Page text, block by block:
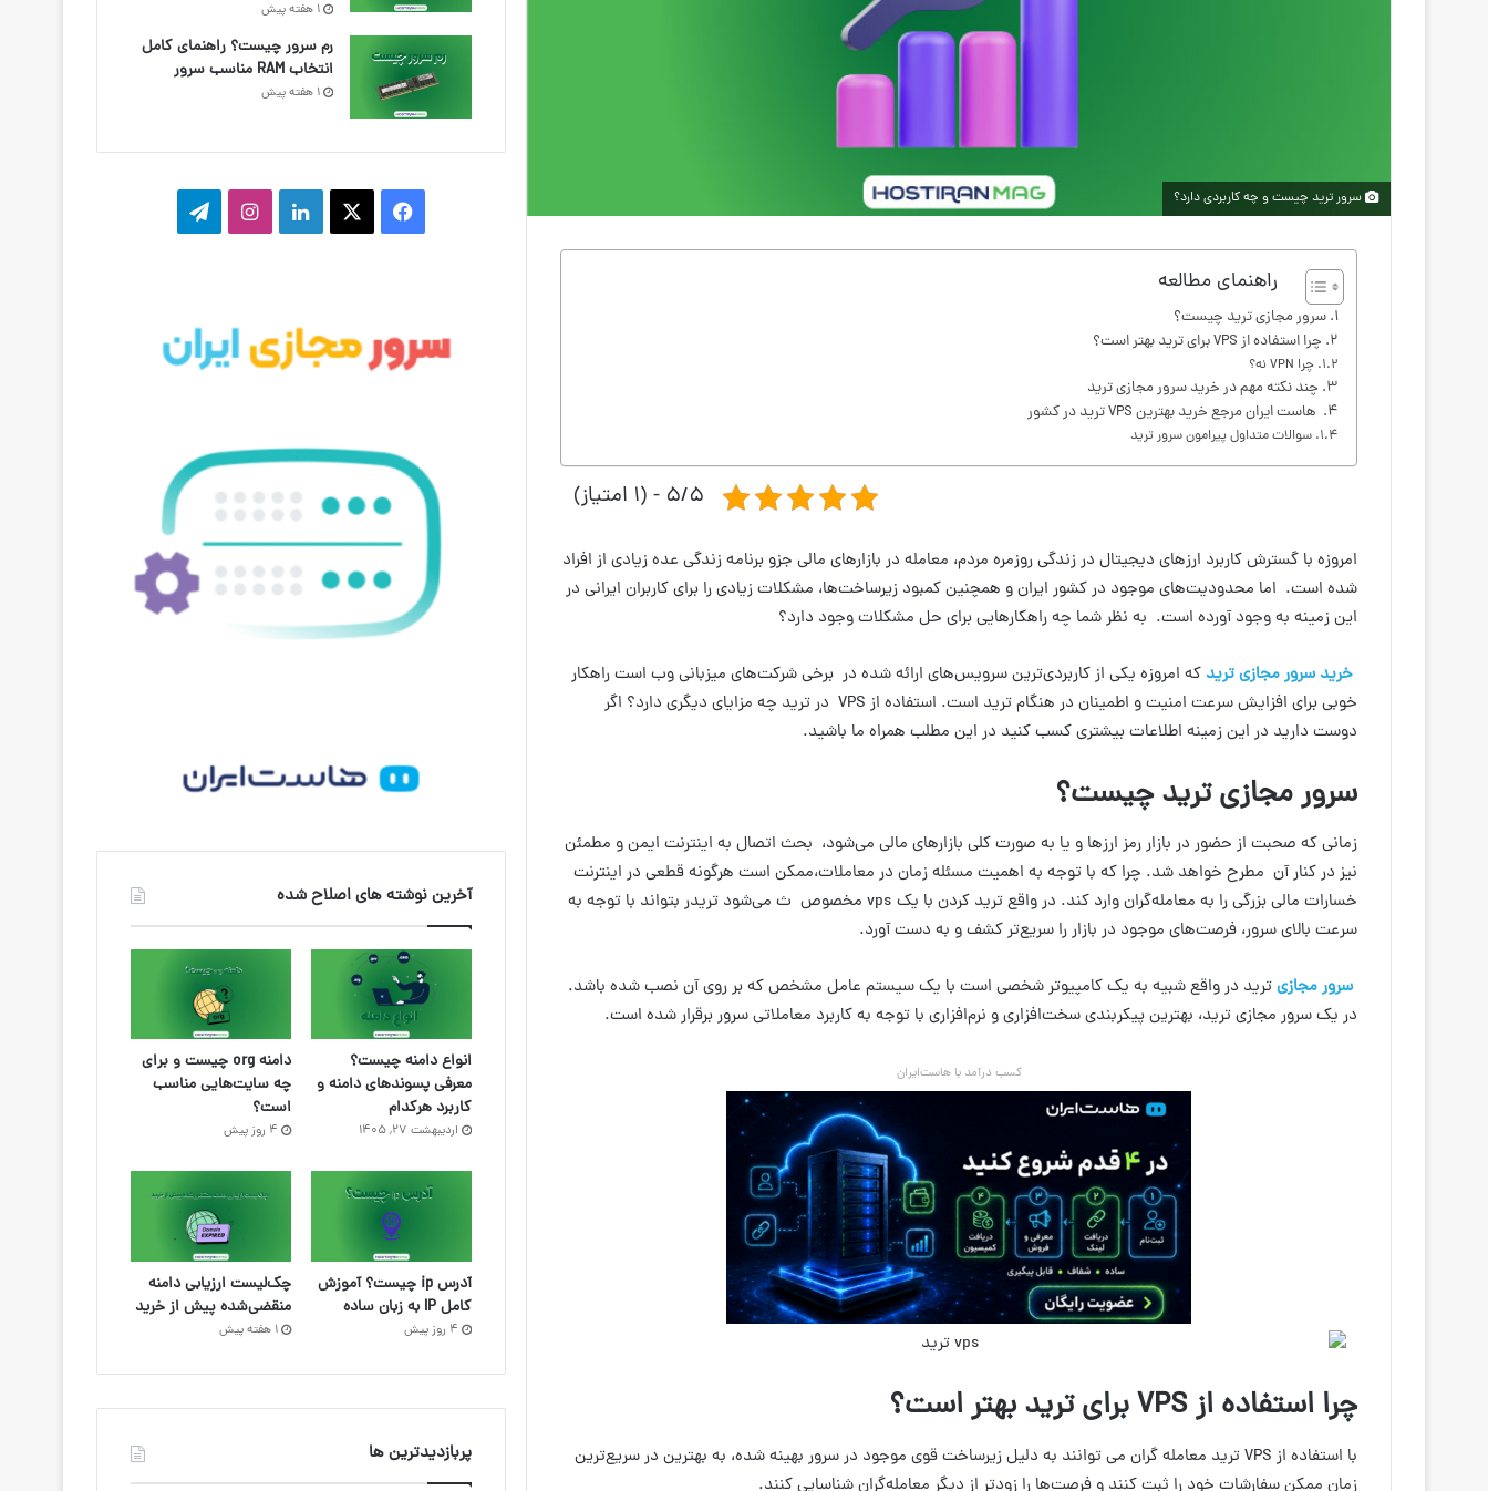
سرور ترید چیست و چه کاربردی دارد؟
راهنمای مطالعه
سرور مجازی ترید چیست؟
چرا استفاده از VPS برای ترید بهتر است؟
چرا VPN نه؟
چند نکته مهم در خرید سرور مجازی ترید
هاست ایران مرجع خرید بهترین VPS ترید در کشور
سوالات متداول پیرامون سرور ترید
۵/۵ - (۱ امتیاز)
امروزه با گسترش کاربرد ارزهای دیجیتال در زندگی روزمره مردم، معامله در بازارهای مالی جزو برنامه زندگی عده زیادی از افراد
شده است. اما محدودیت‌های موجود در کشور ایران و همچنین کمبود زیرساخت‌ها، مشکلات زیادی را برای کاربران ایرانی در
این زمینه به وجود آورده است. به نظر شما چه راهکارهایی برای حل مشکلات وجود دارد؟
خرید سرور مجازی ترید که امروزه یکی از کاربردی‌ترین سرویس‌های ارائه شده در برخی شرکت‌های میزبانی وب است راهکار
خوبی برای افزایش سرعت امنیت و اطمینان در هنگام ترید است. استفاده از VPS در ترید چه مزایای دیگری دارد؟ اگر
دوست دارید در این زمینه اطلاعات بیشتری کسب کنید در این مطلب همراه ما باشید.
سرور مجازی ترید چیست؟
زمانی که صحبت از حضور در بازار رمز ارزها و یا به صورت کلی بازارهای مالی می‌شود، بحث اتصال به اینترنت ایمن و مطمئن
نیز در کنار آن مطرح خواهد شد. چرا که با توجه به اهمیت مسئله زمان در معاملات،ممکن است هرگونه قطعی در اینترنت
خسارات مالی بزرگی را به معامله‌گران وارد کند. در واقع ترید کردن با یک vps مخصوص ث می‌شود تریدر بتواند با توجه به
سرعت بالای سرور، فرصت‌های موجود در بازار را سریع‌تر کشف و به دست آورد.
سرور مجازیترید در واقع شبیه به یک کامپیوتر شخصی است با یک سیستم عامل مشخص که بر روی آن نصب شده باشد.
در یک سرور مجازی ترید، بهترین پیکربندی سخت‌افزاری و نرم‌افزاری با توجه به کاربرد معاملاتی سرور برقرار شده است.
کسب درآمد با هاست‌ایران
چرا استفاده از VPS برای ترید بهتر است؟
با استفاده از VPS ترید معامله گران می توانند به دلیل زیرساخت قوی موجود در سرور بهینه شده، به بهترین در سریع‌ترین
1 هفته پیش
رم سرور چیست؟ راهنمای کامل
انتخاب RAM مناسب سرور
1 هفته پیش
ب
س
ل
ک
ن
ا
س
ر
ا
ر
آخرین نوشته های اصلاح شده
انواع دامنه چیست؟
معرفی پسوندهای دامنه و
کاربرد هرکدام
اردیبهشت ۲۷, ۱۴۰۵
دامنه org چیست و برای
چه سایت‌هایی مناسب
است؟
4 روز پیش
آدرس ip چیست؟ آموزش
کامل IP به زبان ساده
4 روز پیش
چک‌لیست ارزیابی دامنه
منقضی‌شده پیش از خرید
1 هفته پیش
پربازدیدترین ها